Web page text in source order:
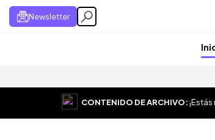
Newsletter
CONTENIDO DE ARCHIVO: